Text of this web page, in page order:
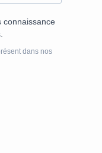
voix inépuisable, un
par notre petite